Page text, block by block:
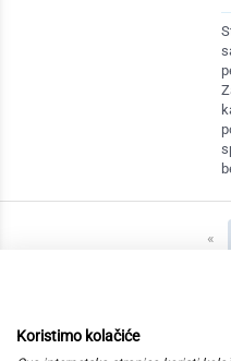
«
Koristimo kolačiće